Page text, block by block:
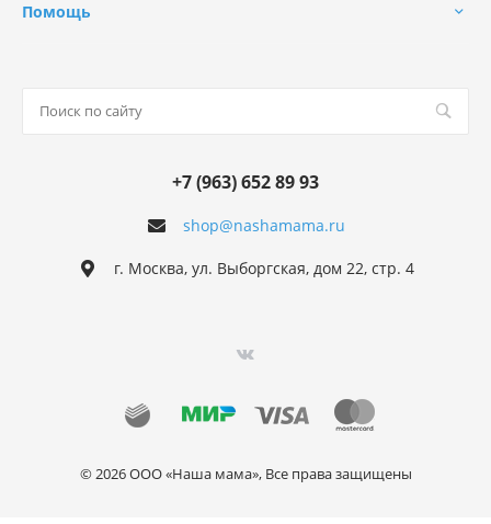
Помощь
shop@nashamama.ru
+7 (963) 652 89 93
г. Москва, ул. Выборгская, дом 22, стр. 4
© 2026 ООО «Наша мама», Все права защищены